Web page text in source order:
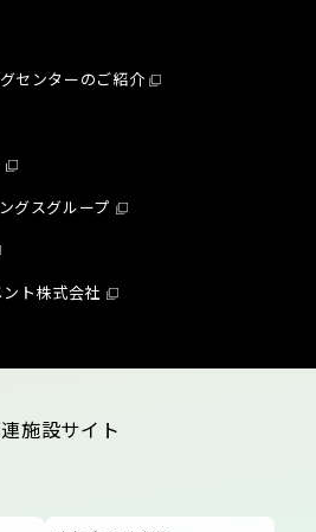
センターのご紹介
グスグループ
ト株式会社
施設サイト